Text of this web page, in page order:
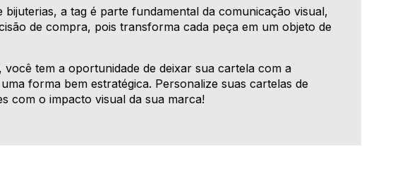
bijuterias, a tag é parte fundamental da comunicação visual,
de compra, pois transforma cada peça em um objeto de
tem a oportunidade de deixar sua cartela com a
forma bem estratégica. Personalize suas cartelas de
com o impacto visual da sua marca!